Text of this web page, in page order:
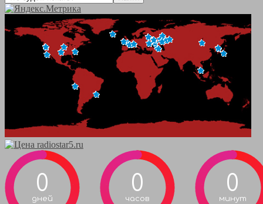
0
дней
0
часов
0
минут